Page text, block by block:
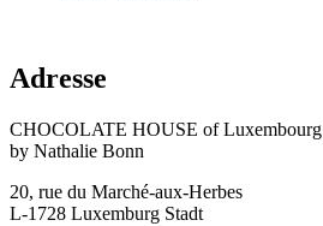
Adresse
CHOCOLATE HOUSE of Luxembourg
by Nathalie Bonn
20, rue du Marché-aux-Herbes
L-1728 Luxemburg Stadt